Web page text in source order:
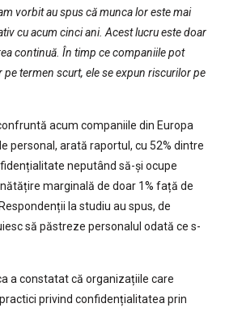
vorbit au spus că munca lor este mai
cu acum cinci ani. Acest lucru este doar
continuă. În timp ce companiile pot
termen scurt, ele se expun riscurilor pe
acum companiile din Europa
personal, arată raportul, cu 52% dintre
neputând să-și ocupe
marginală de doar 1% față de
la studiu au spus, de
să păstreze personalul odată ce s-
a constatat că organizațiile care
privind confidențialitatea prin